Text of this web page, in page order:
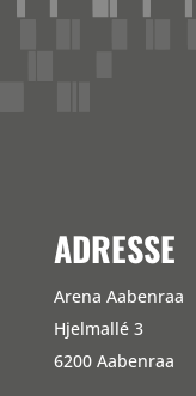
ADRESSE
Arena Aabenraa
Hjelmallé 3
6200 Aabenraa